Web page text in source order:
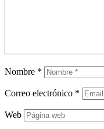
Nombre *
Correo electrónico *
Web